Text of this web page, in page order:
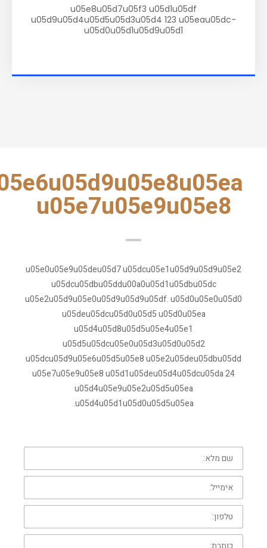
u05e8u05d7u05f3 u05d1u05df
u05d9u05d4u05d5u05d3u05d4 123 u05eau05dc-
u05d0u05d1u05d9u05d1
u05e7u05e9u05e8
u05e0u05e9u05deu05d7 u05dcu05e1u05d9u05d9u05e2
u05dcu05dbu05ddu00a0u05d1u05dbu05dc
u05e2u05d9u05e0u05d9u05d9u05df. u05d0u05e0u05d0
u05deu05dcu05d0u05d5 u05d0u05ea
u05d4u05d8u05d5u05e4u05e1
u05d5u05dcu05e0u05d3u05d0u05d2
u05dcu05d9u05e6u05d5u05e8 u05e2u05deu05dbu05dd
u05e7u05e9u05e8 u05d1u05deu05d4u05dcu05da 24
u05d4u05e9u05e2u05d5u05ea
u05d4u05d1u05d0u05d5u05ea.
שם
מלא:
אימייל:
טלפון:
כותרת: